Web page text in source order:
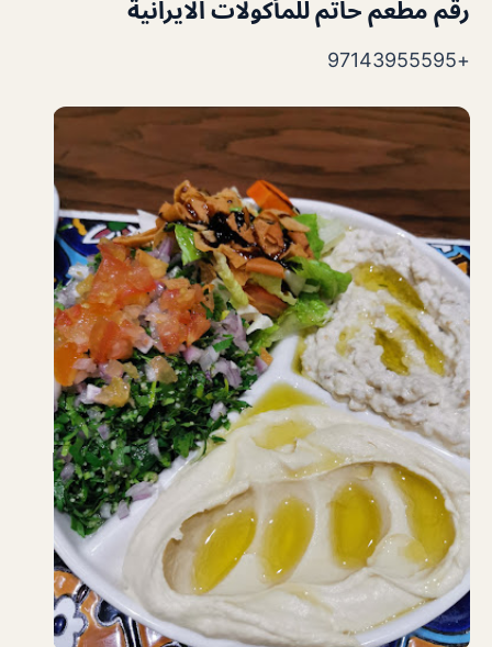
رقم مطعم حاتم للمأكولات الايرانية
+97143955595